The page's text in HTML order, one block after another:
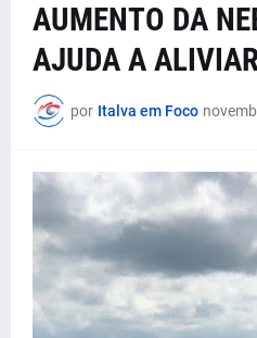
AUMENTO DA
AJUDA A
por Italva em Foco